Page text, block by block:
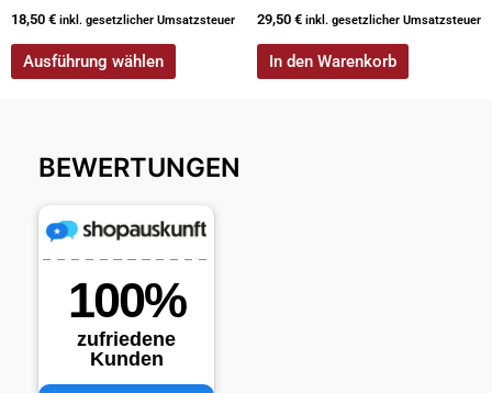
18,50 € inkl. gesetzlicher Umsatzsteuer
Ausführung wählen
29,50 € inkl. gesetzlicher Umsatzsteuer
In den Warenkorb
BEWERTUNGEN